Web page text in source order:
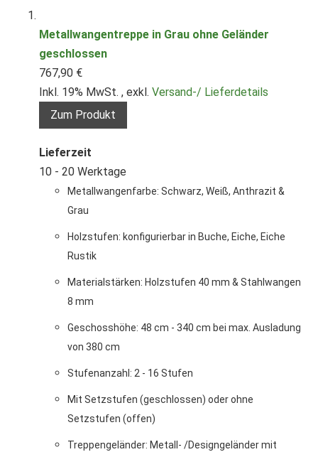
Metallwangentreppe in Grau ohne Geländer
geschlossen
767,90 €
Inkl. 19% MwSt. , exkl. Versand-/ Lieferdetails
Zum Produkt
Lieferzeit
10 - 20 Werktage
Metallwangenfarbe: Schwarz, Weiß, Anthrazit &
Grau
Holzstufen: konfigurierbar in Buche, Eiche, Eiche
Rustik
Materialstärken: Holzstufen 40 mm & Stahlwangen
8 mm
Geschosshöhe: 48 cm - 340 cm bei max. Ausladung
von 380 cm
Stufenanzahl: 2 - 16 Stufen
Mit Setzstufen (geschlossen) oder ohne
Setzstufen (offen)
Treppengeländer: Metall- /Designgeländer mit